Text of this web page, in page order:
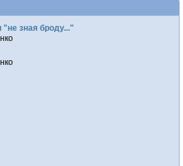
зная броду..."